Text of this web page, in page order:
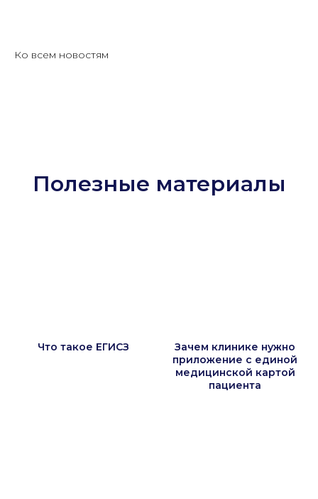
Ко всем новостям
Полезные материалы
Что такое ЕГИСЗ
Зачем клинике нужно
приложение с единой
медицинской картой
пациента